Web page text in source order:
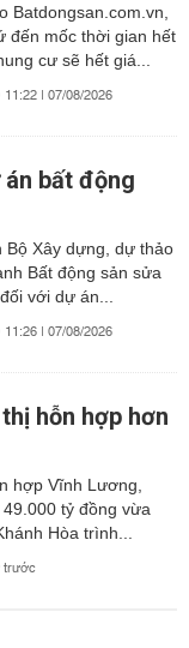
Batdongsan.com.vn,
đến mốc thời gian hết
cư sẽ hết giá...
11:22 | 07/08/2026
bất động
Bộ Xây dựng, dự thảo
Bất động sản sửa
với dự án...
11:26 | 07/08/2026
hỗn hợp hơn
hợp Vĩnh Lương,
tỷ đồng vừa
Hòa trình...
trước